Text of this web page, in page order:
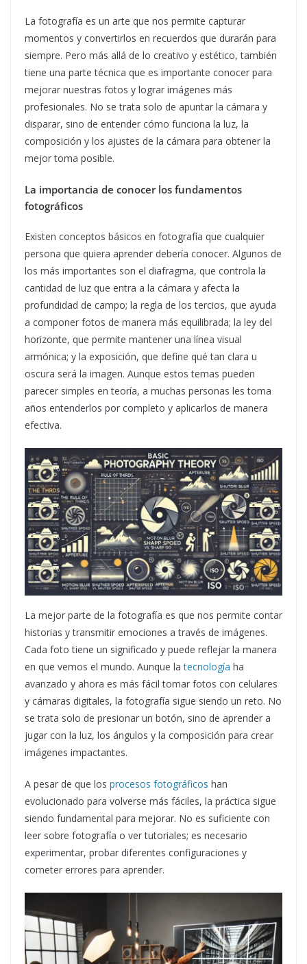
La fotografía es un arte que nos permite capturar
momentos y convertirlos en recuerdos que durarán para
siempre. Pero más allá de lo creativo y estético, también
tiene una parte técnica que es importante conocer para
mejorar nuestras fotos y lograr imágenes más
profesionales. No se trata solo de apuntar la cámara y
disparar, sino de entender cómo funciona la luz, la
composición y los ajustes de la cámara para obtener la
mejor toma posible.
La importancia de conocer los fundamentos
fotográficos
Existen conceptos básicos en fotografía que cualquier
persona que quiera aprender debería conocer. Algunos de
los más importantes son el diafragma, que controla la
cantidad de luz que entra a la cámara y afecta la
profundidad de campo; la regla de los tercios, que ayuda
a componer fotos de manera más equilibrada; la ley del
horizonte, que permite mantener una línea visual
armónica; y la exposición, que define qué tan clara u
oscura será la imagen. Aunque estos temas pueden
parecer simples en teoría, a muchas personas les toma
años entenderlos por completo y aplicarlos de manera
efectiva.
La mejor parte de la fotografía es que nos permite contar
historias y transmitir emociones a través de imágenes.
Cada foto tiene un significado y puede reflejar la manera
en que vemos el mundo. Aunque latecnología ha
avanzado y ahora es más fácil tomar fotos con celulares
y cámaras digitales, la fotografía sigue siendo un reto. No
se trata solo de presionar un botón, sino de aprender a
jugar con la luz, los ángulos y la composición para crear
imágenes impactantes.
A pesar de que los procesos fotográficos han
evolucionado para volverse más fáciles, la práctica sigue
siendo fundamental para mejorar. No es suficiente con
leer sobre fotografía o ver tutoriales; es necesario
experimentar, probar diferentes configuraciones y
cometer errores para aprender.